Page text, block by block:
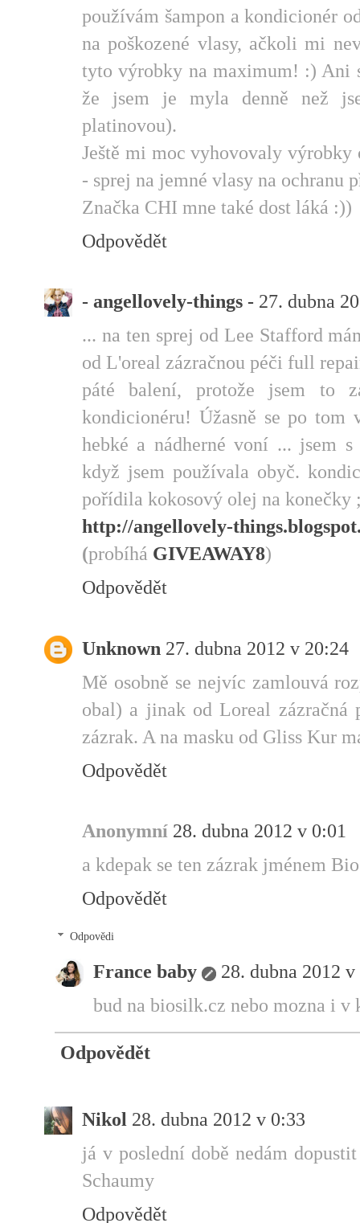
používám šampon a kondicionér
na poškozené vlasy, ačkoli mi
tyto výrobky na maximum! :) Ani
že jsem je myla denně než
platinovou).
Ještě mi moc vyhovovaly
- sprej na jemné vlasy na ochranu
Značka CHI mne také dost láká :))
Odpovědět
- angellovely-things - 27. dubna
... na ten sprej od Lee Stafford
od L'oreal zázračnou péči full
páté balení, protože jsem to
kondicionéru! Úžasně se po tom
hebké a nádherné voní ... jsem
když jsem používala obyč.
pořídila kokosový olej na konečky
http://angellovely-
(probíhá GIVEAWAY8)
Odpovědět
Unknown 27. dubna 2012 v 20:24
Mě osobně se nejvíc zamlouvá
obal) a jinak od Loreal
zázrak. A na masku od Gliss Kur
Odpovědět
Anonymní 28. dubna 2012 v 0:01
a kdepak se ten zázrak jménem
Odpovědět
Odpovědi
France baby
28. dubna 2012
bud na biosilk.cz nebo mozna i v
Odpovědět
Nikol 28. dubna 2012 v 0:33
já v poslední době nedám
Schaumy
Odpovědět